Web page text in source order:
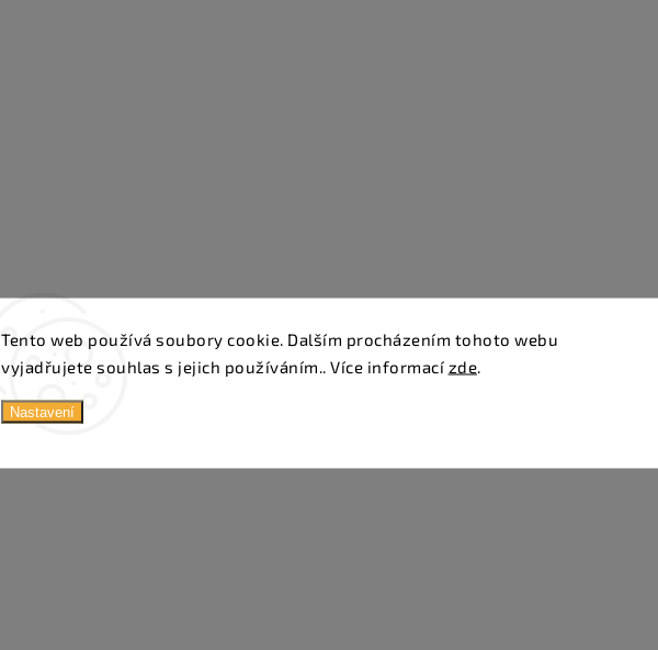
Tento web používá soubory cookie. Dalším procházením tohoto webu
vyjadřujete souhlas s jejich používáním.. Více informací zde
Nastavení